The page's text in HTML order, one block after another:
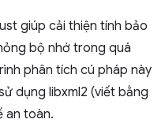
giúp cải thiện tính bảo
bộ nhớ trong quá
phân tích cú pháp này
dụng libxml2 (viết bằng
an toàn.